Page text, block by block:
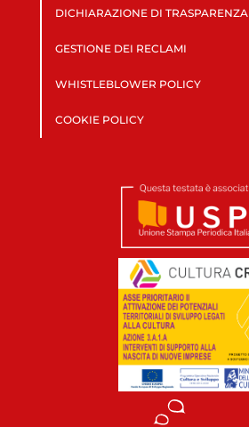
DICHIARAZIONE DI TRASPARENZA
GESTIONE DEI RECLAMI
WHISTLEBLOWER POLICY
COOKIE POLICY